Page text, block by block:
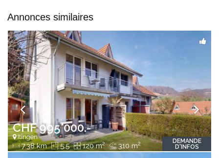
Annonces similaires
CHF 995'000.-
Itingen
7.38 km 5.5 120 m2 310 m2
DEMANDE
D'INFOS